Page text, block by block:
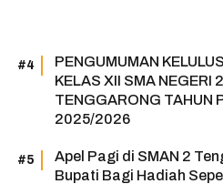
PENGUMUMAN
KELAS XII SMA NEGERI 2
TENGGARONG TAHUN
2025/2026
Apel Pagi di SMAN 2
Bupati Bagi Hadiah